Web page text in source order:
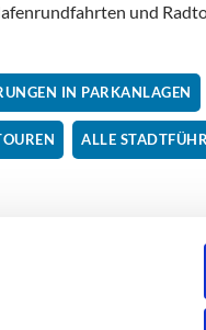
und
IN PARKANLAGEN
ALLE